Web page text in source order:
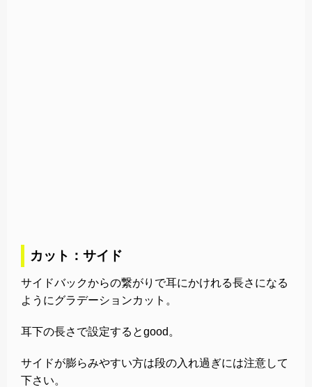
カット：サイド
サイドバックからの繋がりで耳にかけれる長さになる
ようにグラデーションカット。
耳下の長さで設定するとgood。
サイドが膨らみやすい方は段の入れ過ぎには注意して
下さい。